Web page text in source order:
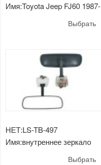
Имя:Toyota Jeep FJ60 1987-
Выбрать
НЕТ:LS-TB-497
Имя:внутреннее зеркало
Выбрать